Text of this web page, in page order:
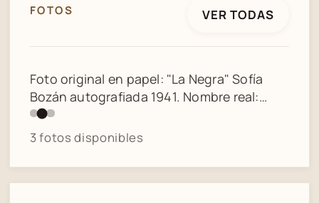
FOTOS VER TODAS
TITA MERELLO, TANIA, ENRIQUE SANTOS
DISCEPOLO, SOFIA BOZAN y AIDA OLIVIER
en un estreno (1948)
3 fotos disponibles